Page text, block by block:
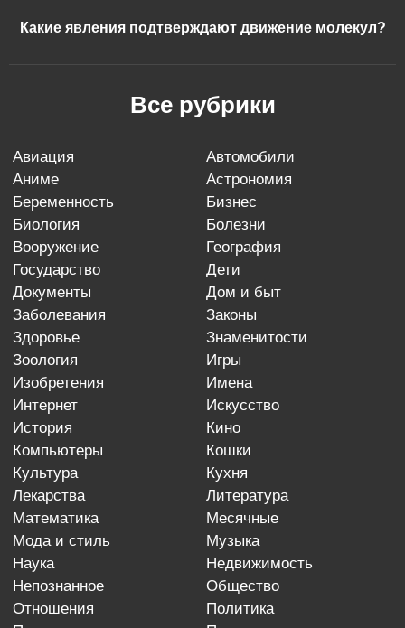
Какие явления подтверждают движение молекул?
Все рубрики
авиация
автомобили
аниме
астрономия
беременность
бизнес
биология
болезни
вооружение
география
государство
дети
документы
дом и быт
заболевания
законы
здоровье
знаменитости
зоология
игры
изобретения
имена
интернет
искусство
история
кино
компьютеры
кошки
культура
кухня
лекарства
литература
математика
месячные
мода и стиль
музыка
наука
недвижимость
непознанное
общество
отношения
политика